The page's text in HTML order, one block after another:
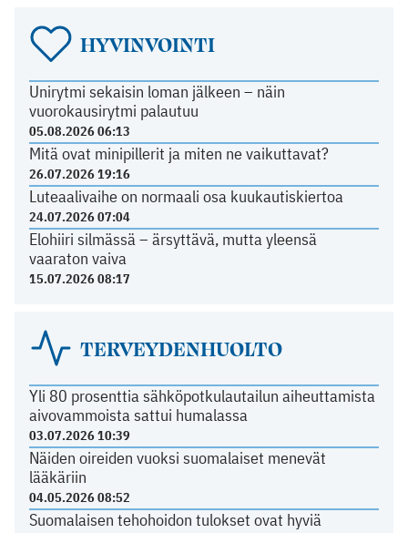
HYVINVOINTI
Unirytmi sekaisin loman jälkeen – näin
vuorokausirytmi palautuu
05.08.2026 06:13
Mitä ovat minipillerit ja miten ne vaikuttavat?
26.07.2026 19:16
Luteaalivaihe on normaali osa kuukautiskiertoa
24.07.2026 07:04
Elohiiri silmässä – ärsyttävä, mutta yleensä
vaaraton vaiva
15.07.2026 08:17
TERVEYDENHUOLTO
Yli 80 prosenttia sähköpotkulautailun aiheuttamista
aivovammoista sattui humalassa
03.07.2026 10:39
Näiden oireiden vuoksi suomalaiset menevät
lääkäriin
04.05.2026 08:52
Suomalaisen tehohoidon tulokset ovat hyviä